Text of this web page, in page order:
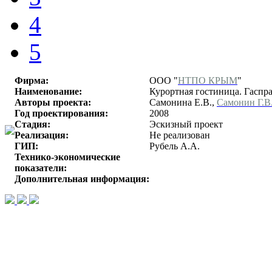
4
5
Фирма: ООО "НТПО КРЫМ"
Наименование:
Курортная гостиница.
Авторы проекта:
Самонина Е.В., Самонин
Год проектирования:
2008
Стадия:
Эскизный проект
Реализация:
Не реализован
ГИП:
Рубель А.А.
Технико-экономические
показатели:
Дополнительная информация: